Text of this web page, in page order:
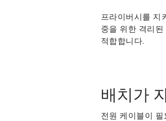
프라이버시를 지
중을 위한 격리
적합합니다.
배치가
전원 케이블이